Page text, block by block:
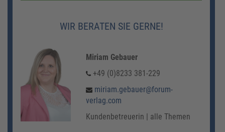
WIR BERATEN SIE GERNE!
Miriam Gebauer
+49 (0)8233 381-229
miriam.gebauer@forum-
verlag.com
Kundenbetreuerin | alle Themen